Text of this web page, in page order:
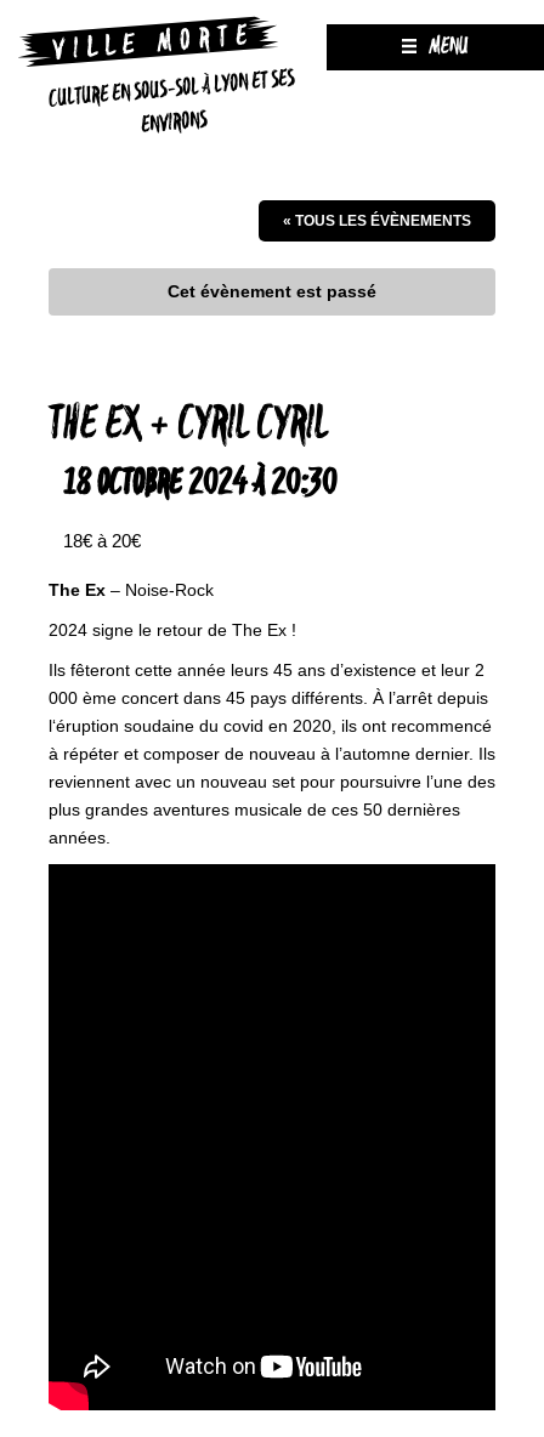
CULTURE EN SOUS-SOL À LYON ET SES
ENVIRONS
MENU
« TOUS LES ÉVÈNEMENTS
Cet évènement est passé
THE EX + CYRIL CYRIL
18 OCTOBRE 2024 À 20:30
18€ à 20€
The Ex – Noise-Rock
2024 signe le retour de The Ex !
Ils fêteront cette année leurs 45 ans d’existence et leur 2
000 ème concert dans 45 pays différents. À l’arrêt depuis
l‘éruption soudaine du covid en 2020, ils ont recommencé
à répéter et composer de nouveau à l’automne dernier. Ils
reviennent avec un nouveau set pour poursuivre l’une des
plus grandes aventures musicale de ces 50 dernières
années.